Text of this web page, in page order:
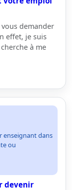
demander
effet, je suis
à me
enseignant dans
ou
devenir